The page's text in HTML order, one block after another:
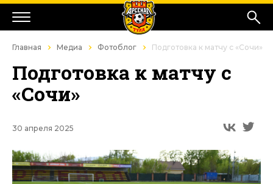
Главная Медиа Фотоблог Подготовка к матчу с «Сочи»
Подготовка к матчу с
«Сочи»
30 апреля 2025